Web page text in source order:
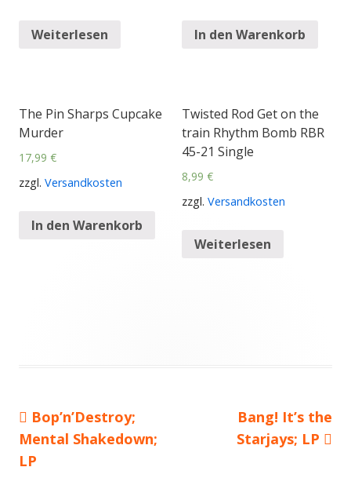
Weiterlesen In den Warenkorb
The Pin Sharps Cupcake
Murder
17,99 €
zzgl. Versandkosten
In den Warenkorb
Twisted Rod Get on the
train Rhythm Bomb RBR
45-21 Single
8,99 €
zzgl. Versandkosten
Weiterlesen
Beitragsnavigation
Vorheriger
Beitrag:
Bop’n’Destroy;
Mental Shakedown;
LP
Nächster
Beitrag
Bang! It’s the
Starjays; LP